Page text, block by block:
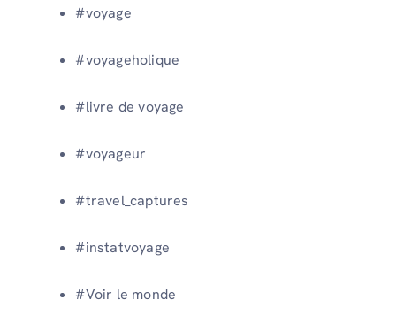
#voyage
#voyageholique
#livre de voyage
#voyageur
#travel_captures
#instatvoyage
#Voir le monde